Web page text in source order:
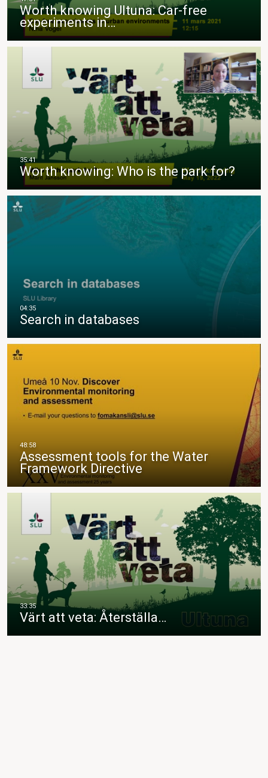
Worth knowing Ultuna: Car-free
experiments in…
Worth knowing: Who is the park for?
Search in databases
Assessment tools for the Water
Framework Directive
Värt att veta: Återställa…